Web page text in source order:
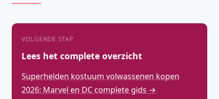
VOLGENDE STAP
Lees het complete overzicht
Superhelden kostuum volwassenen kopen
2026: Marvel en DC complete gids →